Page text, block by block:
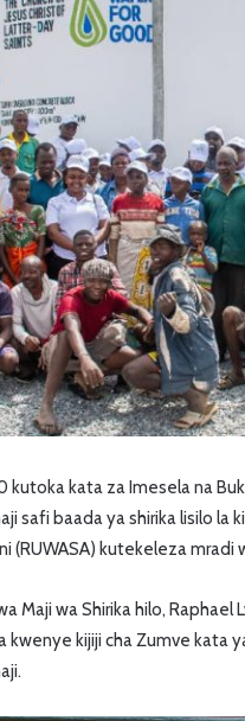
kutoka kata za Imesela na
safi baada ya shirika lisilo la
(RUWASA) kutekeleza mradi
Maji wa Shirika hilo, Raphael
kijiji cha Zumve kata